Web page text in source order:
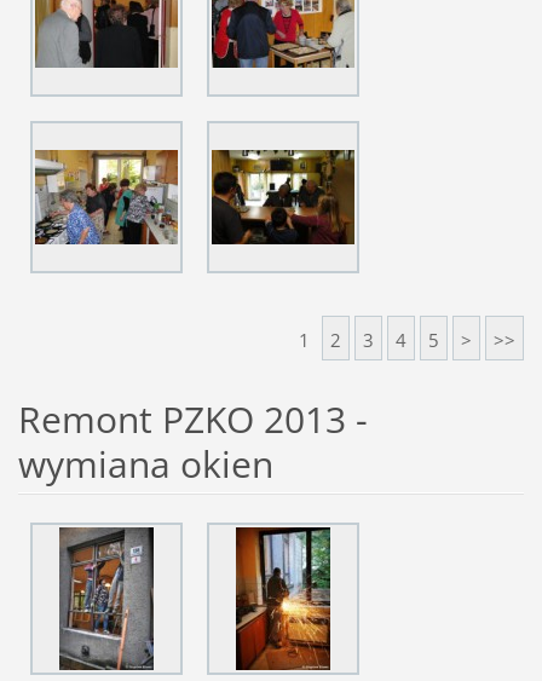
1 2 3 4 5 > >>
Remont PZKO 2013 -
wymiana okien